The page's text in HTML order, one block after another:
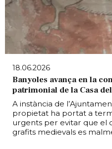
18.06.2026
Banyoles avança en la
patrimonial de la Casa
A instància de
propietat ha portat a
urgents per evitar que el
grafits medievals es